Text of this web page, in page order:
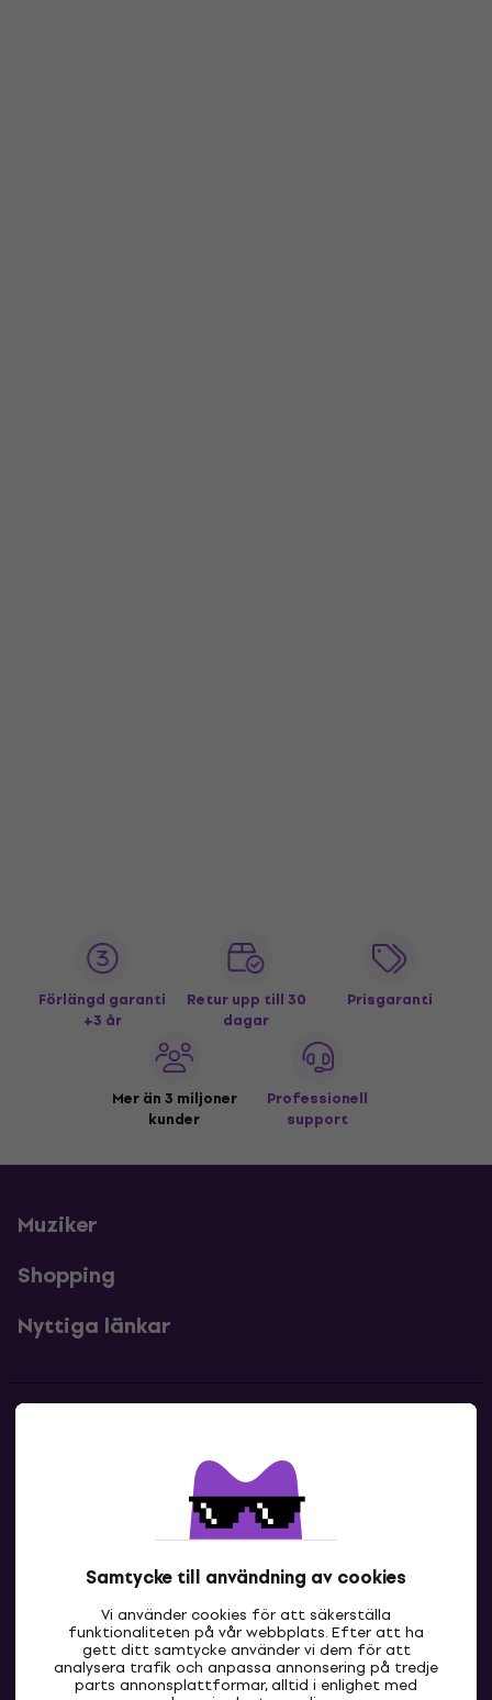
Samtycke till användning av cookies
Vi använder cookies för att säkerställa
funktionaliteten på vår webbplats. Efter att ha
gett ditt samtycke använder vi dem för att
analysera trafik och anpassa annonsering på tredje
parts annonsplattformar, alltid i enlighet med
Förlängd garanti
+3 år
Retur upp till 30
dagar
Prisgaranti
Mer än 3 miljoner
kunder
Professionell
support
Muziker
Shopping
Nyttiga länkar
Kontakta oss